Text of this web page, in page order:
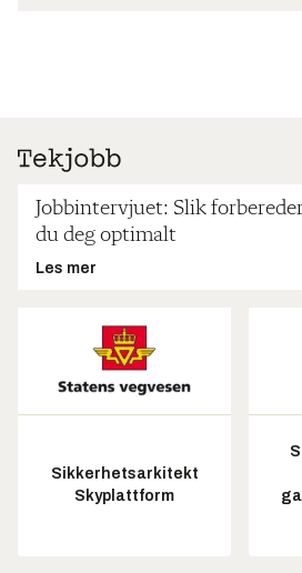
Jobbintervjuet: Slik
du deg optimalt
Les mer
Sikkerhetsarkitekt
Skyplattform